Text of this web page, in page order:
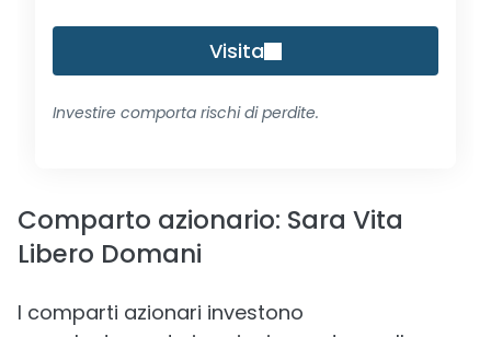
Visita
Investire comporta rischi di perdite.
Comparto azionario: Sara Vita
Libero Domani
I comparti azionari investono